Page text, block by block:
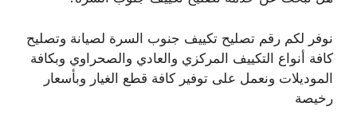
نوفر لكم رقم تصليح تكييف جنوب السرة لصيانة وتصليح
كافة أنواع التكييف المركزي والعادي والصحراوي وبكافة
الموديلات ونعمل على توفير كافة قطع الغيار وبأسعار
رخيصة